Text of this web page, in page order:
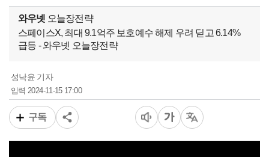
와우넷 오늘장전략
스페이스X, 최대 9.1억주 보호예수 해제 우려 딛고 6.14%
급등 - 와우넷 오늘장전략
성낙윤 기자
입력2024-11-15 17:00
구독